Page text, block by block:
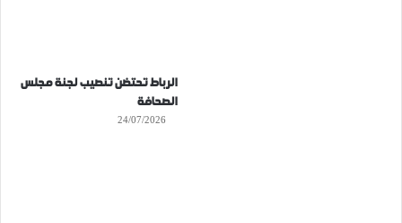
الرباط تحتضن تنصيب لجنة مجلس
الصحافة
24/07/2026